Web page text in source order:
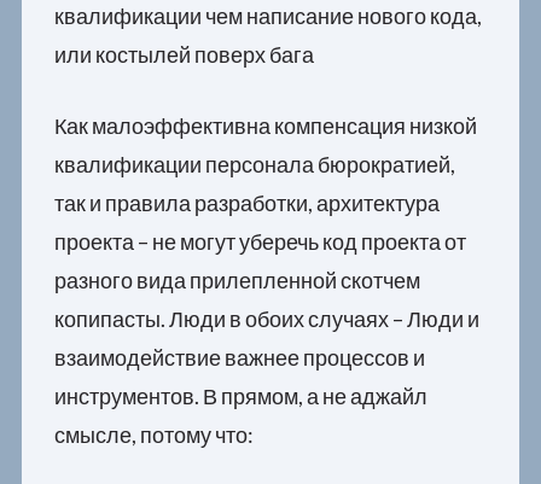
квалификации чем написание нового кода,
или костылей поверх бага
Как малоэффективна компенсация низкой
квалификации персонала бюрократией,
так и правила разработки, архитектура
проекта – не могут уберечь код проекта от
разного вида прилепленной скотчем
копипасты. Люди в обоих случаях – Люди и
взаимодействие важнее процессов и
инструментов. В прямом, а не аджайл
смысле, потому что: